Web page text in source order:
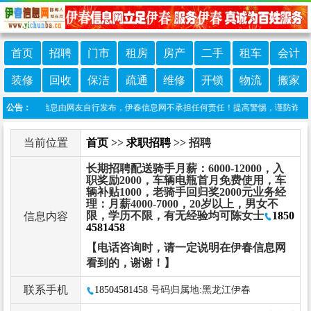
首页 招聘 门市 租房 房产 二手 租车 会计
装修 回收 保洁 疏通 维修 开锁 物流 搬家
公告：
本栏目信息由网友自行发布，伊春信息网不承担任何责任！提高警惕，谨防诈骗
当前位置 首页 >> 求职招聘>> 招聘
信息内容
长期招聘配送骑手月薪：6000-12000，入
职奖励2000，车辆电瓶首月免费使用，车
辆补贴1000，老骑手回归奖2000元业务经
理：月薪4000-7000，20岁以上，男女不
限，学历不限，有无经验均可陈女士
1850
4581458
【电话咨询时，请一定说明在伊春信息网
看到的，谢谢！】
联系手机 18504581458 号码归属地:黑龙江伊春